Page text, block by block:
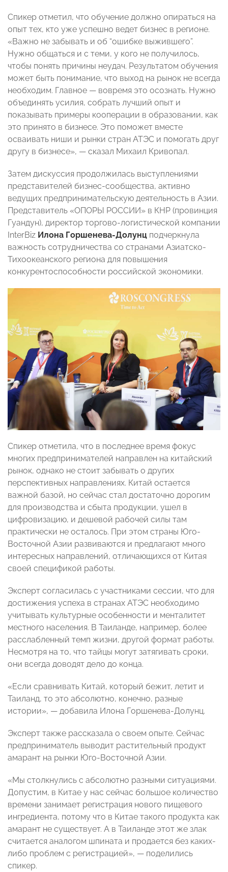
Спикер отметил, что обучение должно опираться на
опыт тех, кто уже успешно ведет бизнес в регионе.
«Важно не забывать и об “ошибке выжившего”.
Нужно общаться и с теми, у кого не получилось,
чтобы понять причины неудач. Результатом обучения
может быть понимание, что выход на рынок не всегда
необходим. Главное — вовремя это осознать. Нужно
объединять усилия, собрать лучший опыт и
показывать примеры кооперации в образовании, как
это принято в бизнесе. Это поможет вместе
осваивать ниши и рынки стран АТЭС и помогать друг
другу в бизнесе», — сказал Михаил Кривопал.
Затем дискуссия продолжилась выступлениями
представителей бизнес-сообщества, активно
ведущих предпринимательскую деятельность в Азии.
Представитель «ОПОРЫ РОССИИ» в КНР (провинция
Гуандун), директор торгово-логистической компании
InterBiz Илона Горшенева-Долунц подчеркнула
важность сотрудничества со странами Азиатско-
Тихоокеанского региона для повышения
конкурентоспособности российской экономики.
Спикер отметила, что в последнее время фокус
многих предпринимателей направлен на китайский
рынок, однако не стоит забывать о других
перспективных направлениях. Китай остается
важной базой, но сейчас стал достаточно дорогим
для производства и сбыта продукции, ушел в
цифровизацию, и дешевой рабочей силы там
практически не осталось. При этом страны Юго-
Восточной Азии развиваются и предлагают много
интересных направлений, отличающихся от Китая
своей спецификой работы.
Эксперт согласилась с участниками сессии, что для
достижения успеха в странах АТЭС необходимо
учитывать культурные особенности и менталитет
местного населения. В Таиланде, например, более
расслабленный темп жизни, другой формат работы.
Несмотря на то, что тайцы могут затягивать сроки,
они всегда доводят дело до конца.
«Если сравнивать Китай, который бежит, летит и
Таиланд, то это абсолютно, конечно, разные
истории», — добавила Илона Горшенева-Долунц.
Эксперт также рассказала о своем опыте. Сейчас
предприниматель выводит растительный продукт
амарант на рынки Юго-Восточной Азии.
«Мы столкнулись с абсолютно разными ситуациями.
Допустим, в Китае у нас сейчас большое количество
времени занимает регистрация нового пищевого
ингредиента, потому что в Китае такого продукта как
амарант не существует. А в Таиланде этот же злак
считается аналогом шпината и продается без каких-
либо проблем с регистрацией», — поделились
спикер.